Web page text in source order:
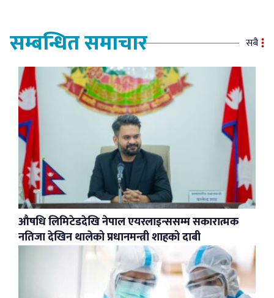
सम्बन्धित समाचार सबै
औषधि लिमिटेडदेखि नेपाल एयरलाइन्ससम्म सकारात्मक
नतिजा देखिन थालेको प्रधानमन्त्री शाहको दाबी